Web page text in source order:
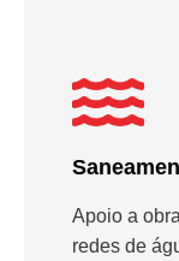
Apoio a
redes de